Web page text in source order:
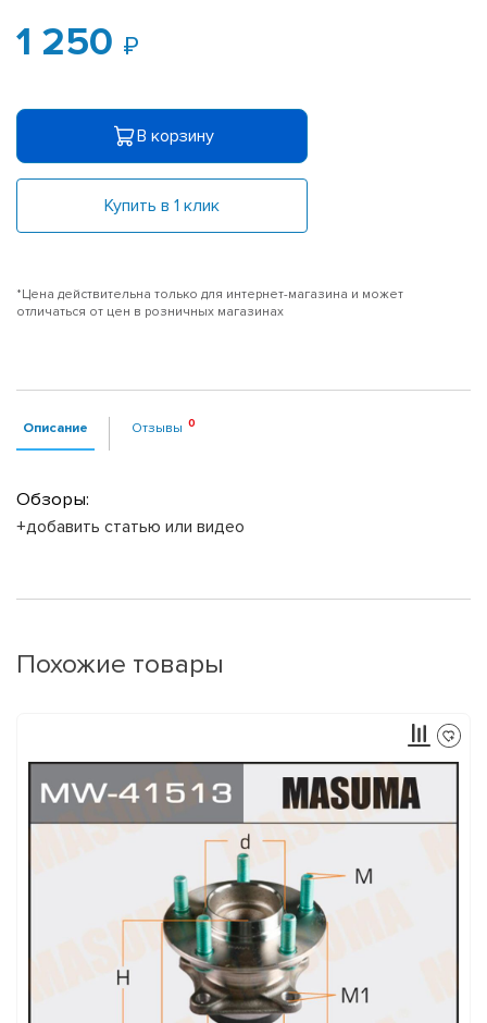
1 250
В корзину
Купить в 1 клик
*Цена действительна только для интернет-магазина и может
отличаться от цен в розничных магазинах
Описание Отзывы
Обзоры:
+добавить статью или видео
Похожие товары